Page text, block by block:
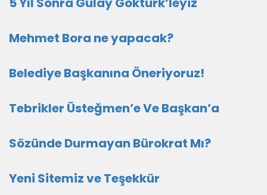
Mehmet Bora ne yapacak?
Belediye Başkanına Öneriyoruz!
Tebrikler Üsteğmen’e Ve Başkan’a
Sözünde Durmayan Bürokrat Mı?
Yeni Sitemiz ve Teşekkür